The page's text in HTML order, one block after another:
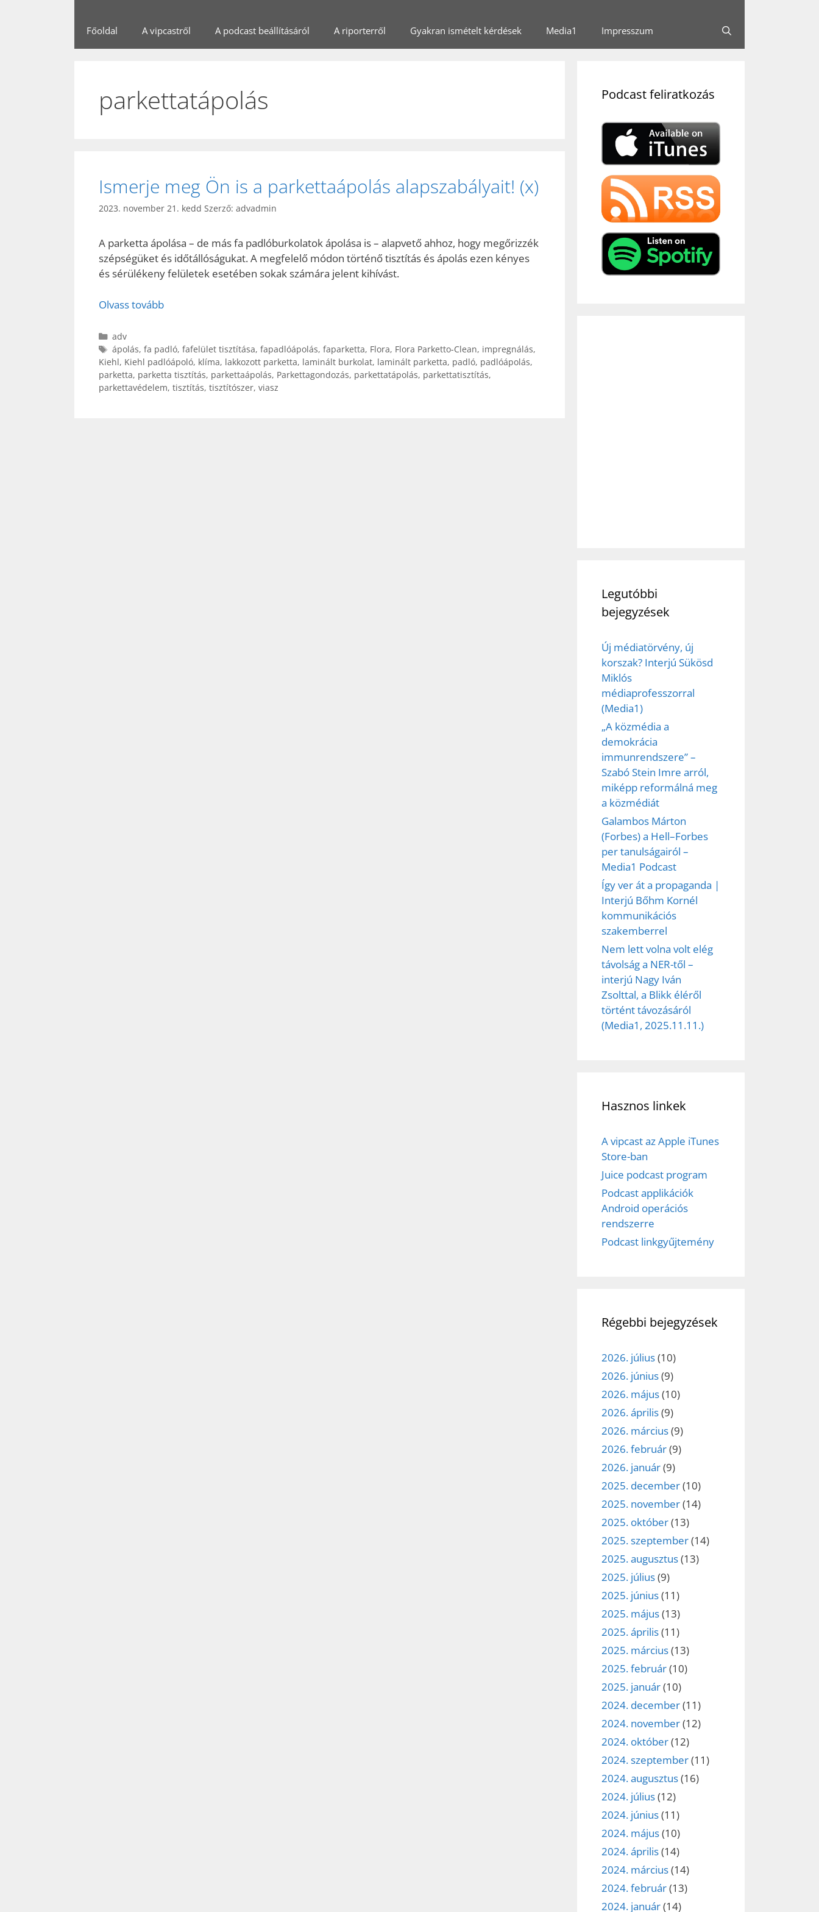
Főoldal A vipcastről A podcast beállításáról A riporterről Gyakran ismételt kérdések Media1 Impresszum
parkettatápolás
Ismerje meg Ön is a parkettaápolás alapszabályait! (x)
2023. november 21. kedd Szerző: advadmin
A parketta ápolása – de más fa padlóburkolatok ápolása is – alapvető ahhoz, hogy megőrizzék
szépségüket és időtállóságukat. A megfelelő módon történő tisztítás és ápolás ezen kényes
és sérülékeny felületek esetében sokak számára jelent kihívást.
Olvass tovább
Kategória
adv
Címkék
ápolás, fa padló, fafelület tisztítása, fapadlóápolás, faparketta, Flora, Flora Parketto-Clean, impregnálás,
Kiehl, Kiehl padlóápoló, klíma, lakkozott parketta, laminált burkolat, laminált parketta, padló, padlóápolás,
parketta, parketta tisztítás, parkettaápolás, Parkettagondozás, parkettatápolás, parkettatisztítás,
parkettavédelem, tisztítás, tisztítószer, viasz
Podcast feliratkozás
Legutóbbi
bejegyzések
Új médiatörvény, új
korszak? Interjú Sükösd
Miklós
médiaprofesszorral
(Media1)
„A közmédia a
demokrácia
immunrendszere” –
Szabó Stein Imre arról,
miképp reformálná meg
a közmédiát
Galambos Márton
(Forbes) a Hell–Forbes
per tanulságairól –
Media1 Podcast
Így ver át a propaganda |
Interjú Bőhm Kornél
kommunikációs
szakemberrel
Nem lett volna volt elég
távolság a NER-től –
interjú Nagy Iván
Zsolttal, a Blikk éléről
történt távozásáról
(Media1, 2025.11.11.)
Hasznos linkek
A vipcast az Apple iTunes
Store-ban
Juice podcast program
Podcast applikációk
Android operációs
rendszerre
Podcast linkgyűjtemény
Régebbi bejegyzések
2026. július(10)
2026. június(9)
2026. május(10)
2026. április(9)
2026. március(9)
2026. február(9)
2026. január(9)
2025. december(10)
2025. november(14)
2025. október(13)
2025. szeptember(14)
2025. augusztus(13)
2025. július(9)
2025. június(11)
2025. május(13)
2025. április(11)
2025. március(13)
2025. február(10)
2025. január(10)
2024. december(11)
2024. november(12)
2024. október(12)
2024. szeptember(11)
2024. augusztus(16)
2024. július(12)
2024. június(11)
2024. május(10)
2024. április(14)
2024. március(14)
2024. február(13)
2024. január(14)